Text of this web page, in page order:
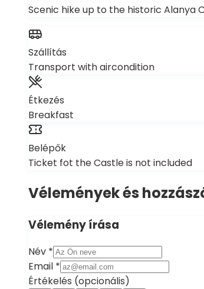
Scenic hike up to the historic Alanya
Szállítás
Transport with aircondition
Étkezés
Breakfast
Belépők
Ticket fot the Castle is not included
Vélemények és
Vélemény írása
Név *
Email *
Értékelés (opcionális)